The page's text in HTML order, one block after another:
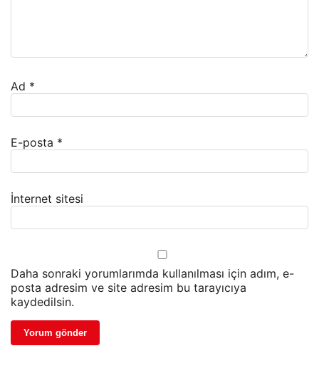
Ad *
E-posta *
İnternet sitesi
Daha sonraki yorumlarımda kullanılması için adım, e-
posta adresim ve site adresim bu tarayıcıya
kaydedilsin.